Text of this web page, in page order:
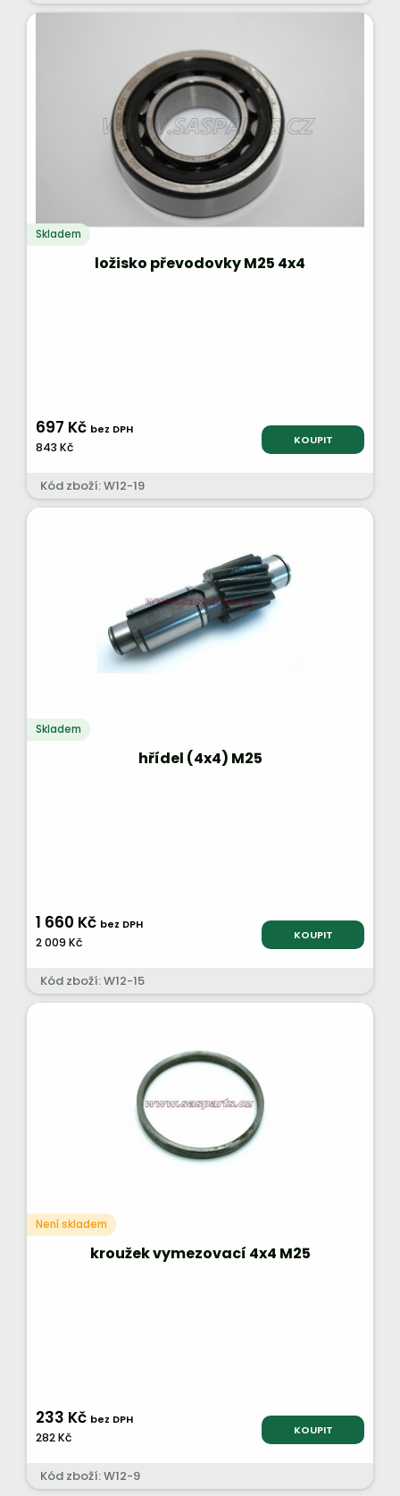
Skladem
ložisko převodovky M25 4x4
697 Kč bez DPH
843 Kč KOUPIT
Kód zboží: W12-19
Skladem
hřídel (4x4) M25
1 660 Kč bez DPH
2 009 Kč KOUPIT
Kód zboží: W12-15
Není skladem
kroužek vymezovací 4x4 M25
233 Kč bez DPH
282 Kč KOUPIT
Kód zboží: W12-9